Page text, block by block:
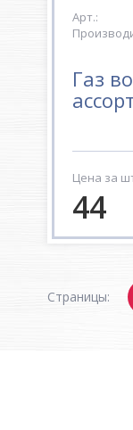
Арт.:
Газ
Цена за
44
Страницы: